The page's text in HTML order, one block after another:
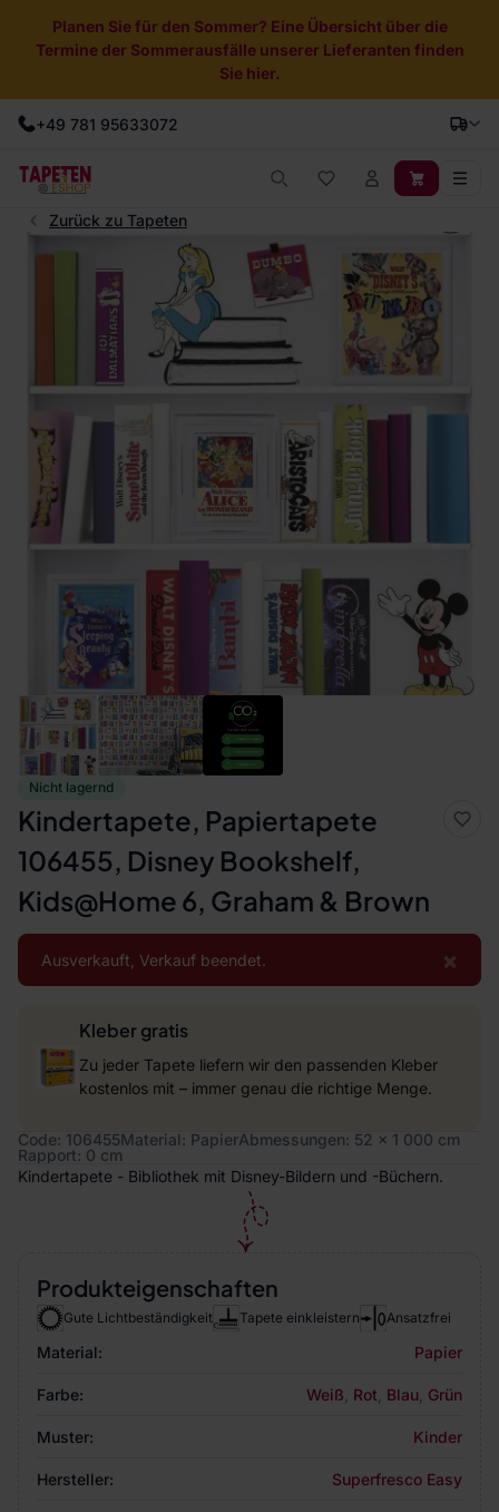
Planen Sie für den Sommer? Eine Übersicht über die
Termine der Sommerausfälle unserer Lieferanten finden
Sie hier.
+49 781 95633072
Zurück zu Tapeten
Nicht lagernd
Kindertapete, Papiertapete
106455, Disney Bookshelf,
Kids@Home 6, Graham & Brown
×
Ausverkauft, Verkauf beendet.
Kleber gratis
Zu jeder Tapete liefern wir den passenden Kleber
kostenlos mit – immer genau die richtige Menge.
Code: 106455Material: PapierAbmessungen: 52 x 1 000 cm
Rapport: 0 cm
Kindertapete - Bibliothek mit Disney-Bildern und -Büchern.
Produkteigenschaften
Gute Lichtbeständigkeit Tapete einkleistern Ansatzfrei
Material: Papier
Farbe: Weiß Rot Blau Grün
Muster: Kinder
Hersteller: Superfresco Easy